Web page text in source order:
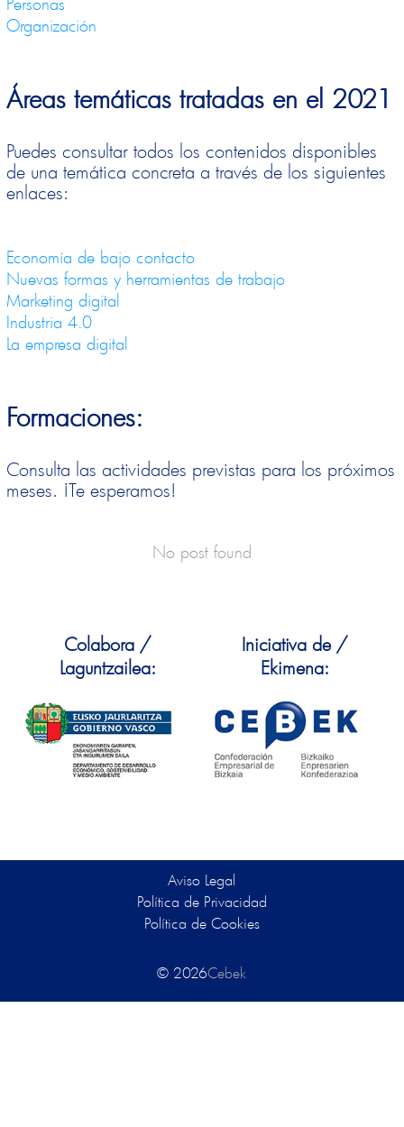
Organización
Áreas temáticas tratadas en el 2021
Puedes consultar todos los contenidos disponibles
de una temática concreta a través de los siguientes
enlaces:
Economía de bajo contacto
Nuevas formas y herramientas de trabajo
Marketing digital
Industria 4.0
La empresa digital
Formaciones:
Consulta las actividades previstas para los próximos
meses. ¡Te esperamos!
No post found
Colabora /
Laguntzailea:
Iniciativa de /
Ekimena:
Aviso Legal
Política de Privacidad
Política de Cookies
© 2026Cebek